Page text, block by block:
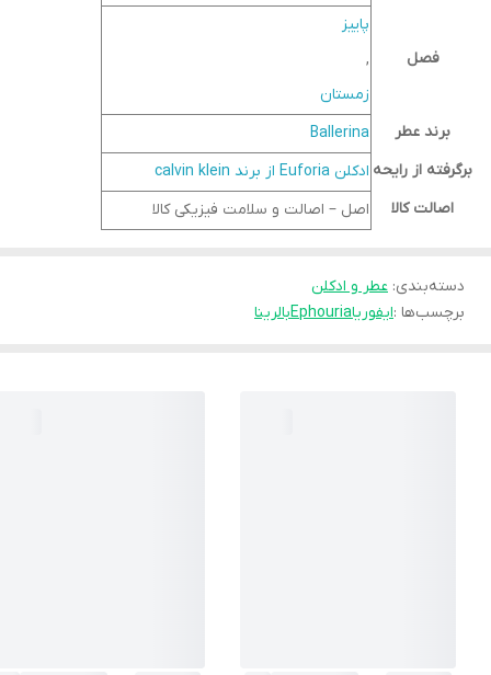
فصل
پاییز
,
زمستان
برند عطر
Ballerina
برگرفته از رایحه ادکلن Euforia از برند calvin klein
اصالت کالا
اصل – اصالت و سلامت فیزیکی کالا
دسته‌بندی: عطر و ادکلن
برچسب‌ها :ایفوریاEphouriaبالرینا